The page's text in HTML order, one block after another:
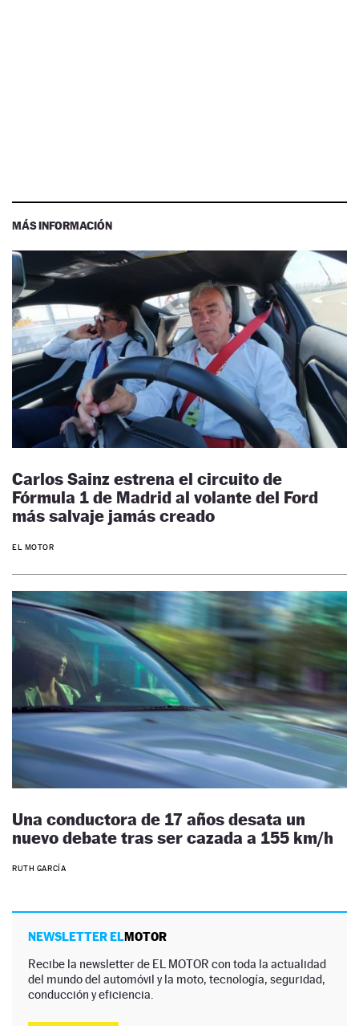
MÁS INFORMACIÓN
Carlos Sainz estrena el circuito de
Fórmula 1 de Madrid al volante del Ford
más salvaje jamás creado
EL MOTOR
Una conductora de 17 años desata un
nuevo debate tras ser cazada a 155 km/h
RUTH GARCÍA
NEWSLETTER ELMOTOR
Recibe la newsletter de EL MOTOR con toda la actualidad
del mundo del automóvil y la moto, tecnología, seguridad,
conducción y eficiencia.